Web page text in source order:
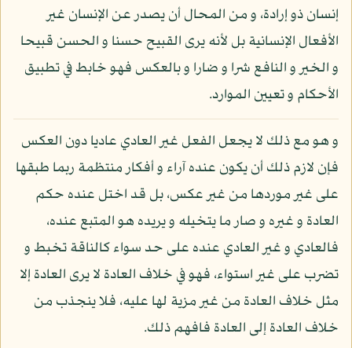
إنسان ذو إرادة، و من المحال أن يصدر عن الإنسان غير
الأفعال الإنسانية بل لأنه يرى القبيح حسنا و الحسن قبيحا
و الخير و النافع شرا و ضارا و بالعكس فهو خابط في تطبيق
الأحكام و تعيين الموارد.
و هو مع ذلك لا يجعل الفعل غير العادي عاديا دون العكس
فإن لازم ذلك أن يكون عنده آراء و أفكار منتظمة ربما طبقها
على غير موردها من غير عكس، بل قد اختل عنده حكم
العادة و غيره و صار ما يتخيله و يريده هو المتبع عنده،
فالعادي و غير العادي عنده على حد سواء كالناقة تخبط و
تضرب على غير استواء، فهو في خلاف العادة لا يرى العادة إلا
مثل خلاف العادة من غير مزية لها عليه، فلا ينجذب من
خلاف العادة إلى العادة فافهم ذلك.